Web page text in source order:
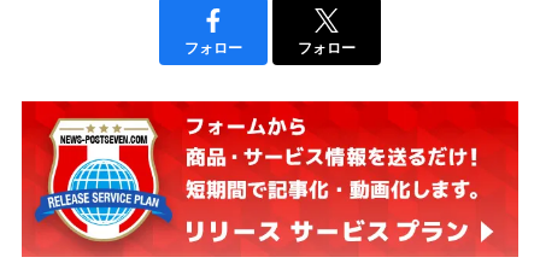
フォロー フォロー